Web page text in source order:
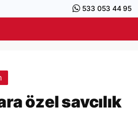
533 053 44 95
özel savcılık